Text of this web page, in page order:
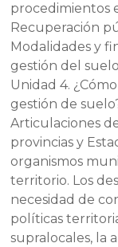
procedimientos
Recuperación
Modalidades y
gestión del
Unidad 4.
gestión de
Articulaciones
provincias y
organismos
territorio. Los
necesidad de
políticas
supralocales, la